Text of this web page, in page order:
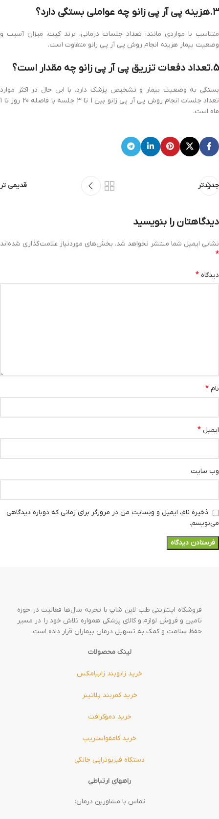
3.هزینه پی آر پی زانو چه عواملی بستگی دارد؟
متناسب با مواردی مانند: تعداد جلسات درمانی، برند کیت، میزان آسیب و
وضعیت بیمار هزینه انجام روش پی آر پی زانو متفاوت است.
5.تعداد دفعات تزریق پی آر پی زانو چه مقدار است؟
بستگی به وضعیت بیمار و تشخیص پزشک دارد. با این حال در اکثر موارد
تعداد جلسات انجام روش پی آر پی زانو بین 1 تا 3 جلسه با فاصله 20 روز تا 1
ماه است.
جدیدتر قدیمی تر
دیدگاهتان را بنویسید
نشانی ایمیل شما منتشر نخواهد شد. بخش‌های موردنیاز علامت‌گذاری شده‌اند
*
دیدگاه *
نام *
ایمیل *
وب‌ سایت
ذخیره نام، ایمیل و وبسایت من در مرورگر برای زمانی که دوباره دیدگاهی
می‌نویسم.
فروشگاه اینترنتی طب لاین شاپ با تجربه سال‌ها فعالیت در حوزه
تامین و فروش لوازم و کالای پزشکی همواره تلاش خود را در مسیر
حفظ سلامت و کمک به تسهیل درمان بیماران قرار داده است.
لینک محصولات
خرید زانوبند زاپیامکس
خرید کمربند پلاتینر
خرید دموکرافت
خرید کامفواستریپ
دستگاه فیزیوتراپی خانگی
راههای ارتباطی
تماس با مشاورین درمان: